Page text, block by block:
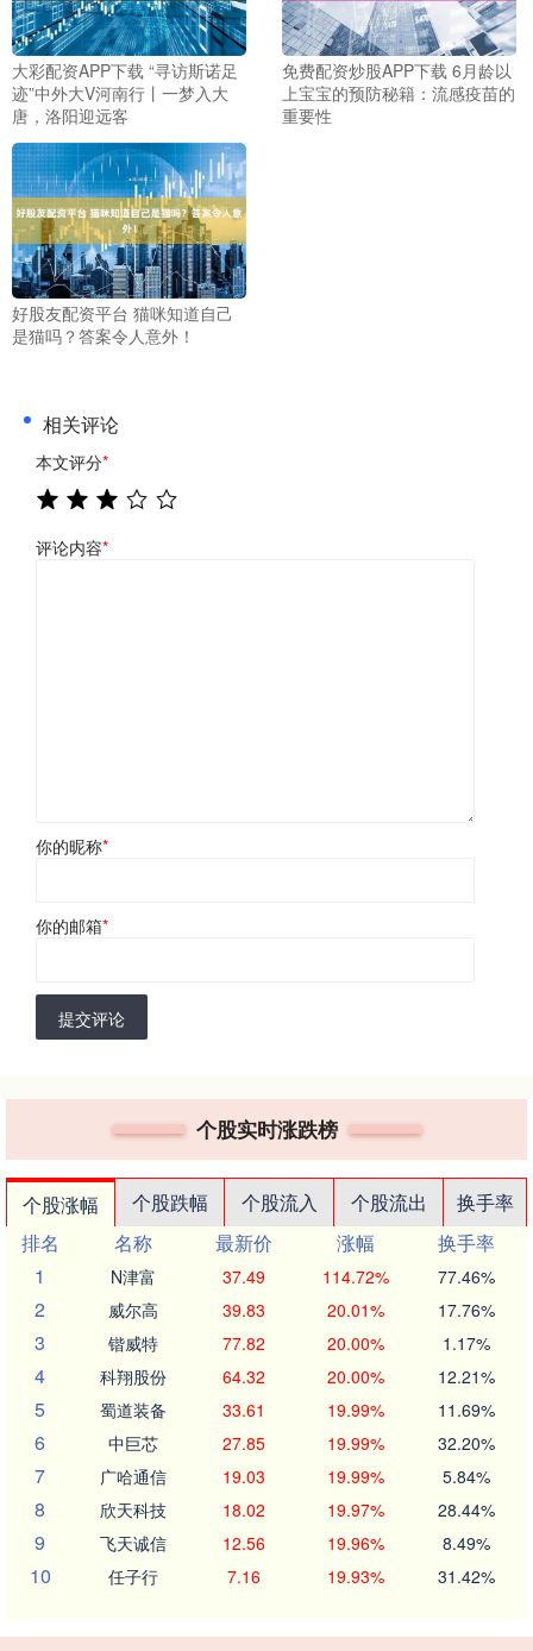
大彩配资APP下载 “寻访斯诺足
迹”中外大V河南行丨一梦入大
唐，洛阳迎远客
免费配资炒股APP下载 6月龄以
上宝宝的预防秘籍：流感疫苗的
重要性
好股友配资平台 猫咪知道自己
是猫吗？答案令人意外！
相关评论
本文评分*
评论内容*
你的昵称*
你的邮箱*
提交评论
个股实时涨跌榜
个股涨幅 个股跌幅 个股流入 个股流出
换手率
排名
名称 最新价 涨幅
换手率
1
N津富 37.49 114.72% 77.46%
2 威尔高 39.83 20.01% 17.76%
3 锴威特 77.82 20.00% 1.17%
4 科翔股份 64.32 20.00% 12.21%
5 蜀道装备 33.61 19.99% 11.69%
6 中巨芯 27.85 19.99% 32.20%
7 广哈通信 19.03 19.99% 5.84%
8 欣天科技 18.02 19.97% 28.44%
9 飞天诚信 12.56 19.96% 8.49%
10 任子行 7.16 19.93% 31.42%